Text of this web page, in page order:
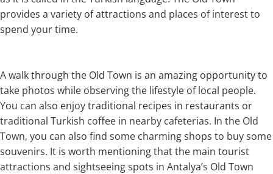
provides a variety of attractions and places of interest to
spend your time.
A walk through the Old Town is an amazing opportunity to
take photos while observing the lifestyle of local people.
You can also enjoy traditional recipes in restaurants or
traditional Turkish coffee in nearby cafeterias. In the Old
Town, you can also find some charming shops to buy some
souvenirs. It is worth mentioning that the main tourist
attractions and sightseeing spots in Antalya’s Old Town